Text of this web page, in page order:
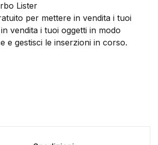
Lister
per mettere in vendita i tuoi
vendita i tuoi oggetti in modo
e gestisci le inserzioni in corso.